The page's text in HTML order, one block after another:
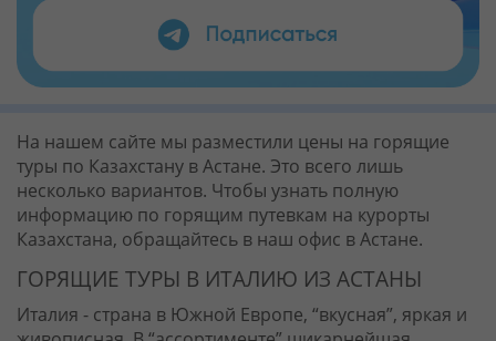
На нашем сайте мы разместили цены на горящие
туры по Казахстану в Астане. Это всего лишь
несколько вариантов. Чтобы узнать полную
информацию по горящим путевкам на курорты
Казахстана, обращайтесь в наш офис в Астане.
ГОРЯЩИЕ ТУРЫ В ИТАЛИЮ ИЗ АСТАНЫ
Италия - страна в Южной Европе, “вкусная”, яркая и